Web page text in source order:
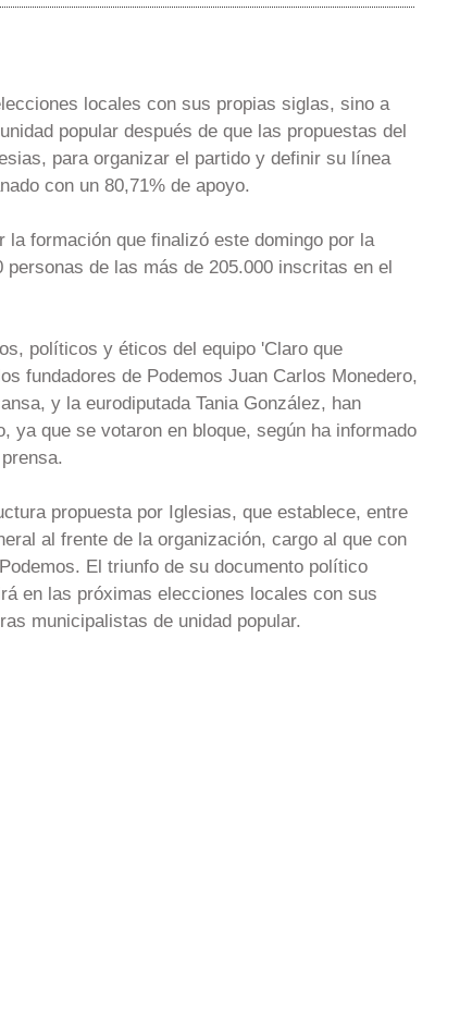
locales con sus propias siglas, sino a
popular después de que las propuestas del
para organizar el partido y definir su línea
con un 80,71% de apoyo.
la formación que finalizó este domingo por la
de las más de 205.000 inscritas en el
políticos y éticos del equipo 'Claro que
fundadores de Podemos Juan Carlos Monedero,
y la eurodiputada Tania González, han
ya que se votaron en bloque, según ha informado
propuesta por Iglesias, que establece, entre
al frente de la organización, cargo al que con
El triunfo de su documento político
en las próximas elecciones locales con sus
municipalistas de unidad popular.